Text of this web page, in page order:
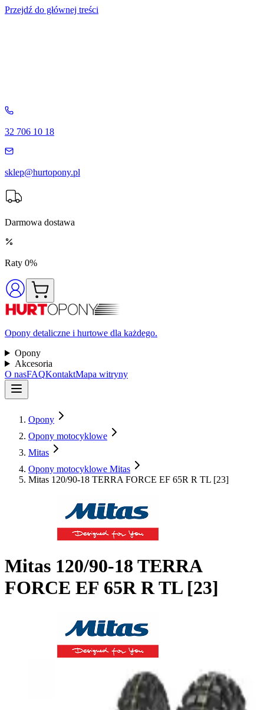
Przejdź do głównej treści
32 706 10 18
sklep@hurtopony.pl
Darmowa dostawa
Raty 0%
Opony detaliczne i hurtowe dla każdego.
Opony
Akcesoria
O nasFAQKontaktMapa witryny
Opony
Opony motocyklowe
Mitas
Opony motocyklowe Mitas
Mitas 120/90-18 TERRA FORCE EF 65R R TL [23]
Mitas 120/90-18 TERRA
FORCE EF 65R R TL [23]